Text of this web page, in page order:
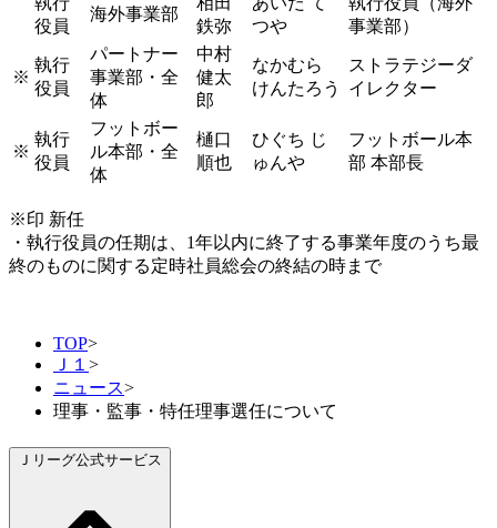
役員
海外事業部
鉄弥
つや
事業部）
※
執行
役員
パートナー
事業部・全
体
中村
健太
郎
なかむら
けんたろう
ストラテジーダ
イレクター
※
執行
役員
フットボー
ル本部・全
体
樋口
順也
ひぐち じ
ゅんや
フットボール本
部 本部長
※印 新任
・執行役員の任期は、1年以内に終了する事業年度のうち最
終のものに関する定時社員総会の終結の時まで
TOP>
Ｊ１ >
ニュース>
理事・監事・特任理事選任について
Ｊリーグ公式サービス